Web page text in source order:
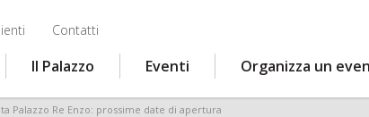
Contatti
Il Palazzo Eventi Organizza un
Palazzo Re Enzo: prossime date di apertura